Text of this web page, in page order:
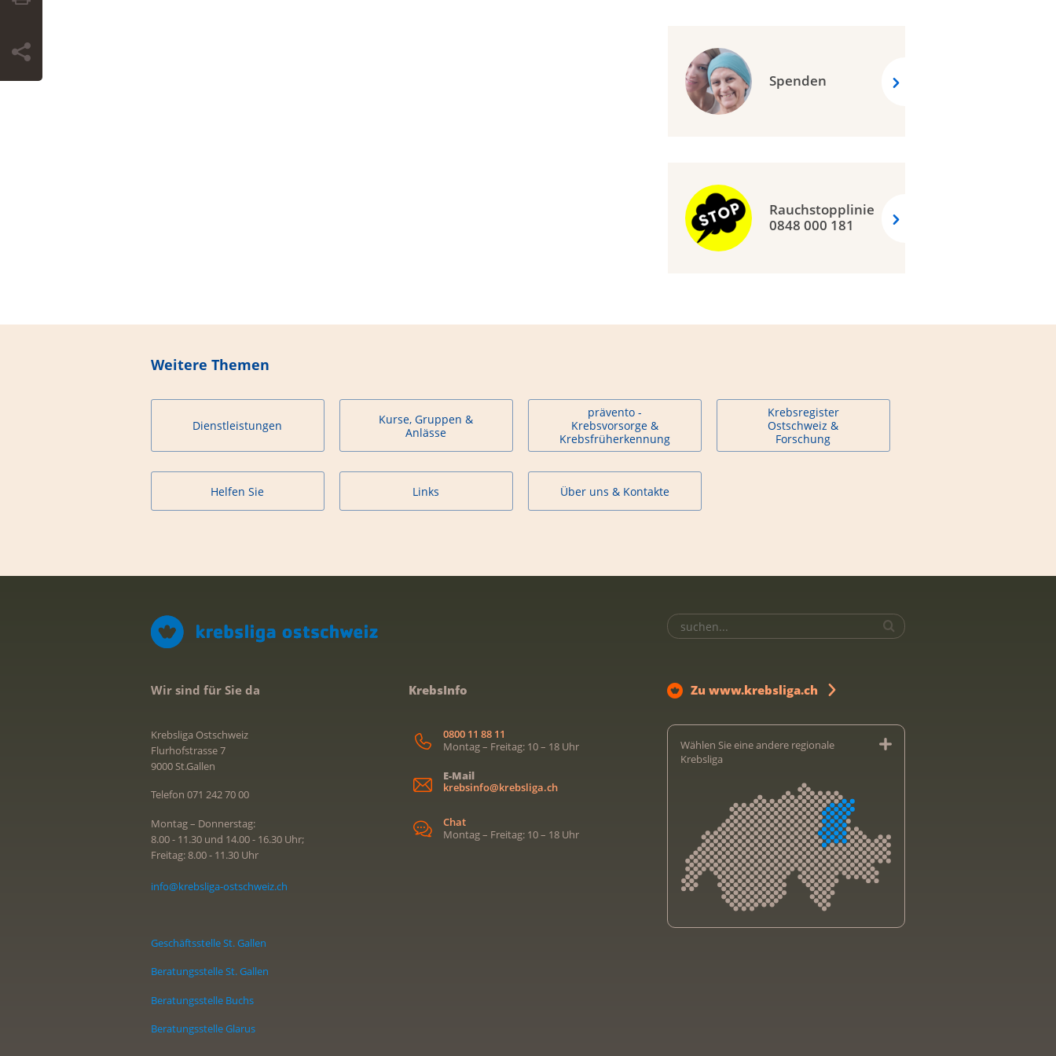
Spenden
Rauchstopplinie
0848 000 181
Weitere Themen
Dienstleistungen
Kurse, Gruppen &
Anlässe
prävento -
Krebsvorsorge &
Krebsfrüherkennung
Krebsregister
Ostschweiz &
Forschung
Helfen Sie Links Über uns & Kontakte
Wir sind für Sie da
Krebsliga Ostschweiz
Flurhofstrasse 7
9000 St.Gallen
Telefon 071 242 70 00
Montag – Donnerstag:
8.00 - 11.30 und 14.00 - 16.30 Uhr;
Freitag: 8.00 - 11.30 Uhr
info@krebsliga-ostschweiz.ch
Geschäftsstelle St. Gallen
Beratungsstelle St. Gallen
Beratungsstelle Buchs
Beratungsstelle Glarus
KrebsInfo
0800 11 88 11
Montag – Freitag: 10 – 18 Uhr
E-Mail
krebsinfo@krebsliga.ch
Chat
Montag – Freitag: 10 – 18 Uhr
Zu www.krebsliga.ch
Wählen Sie eine andere regionale
Krebsliga